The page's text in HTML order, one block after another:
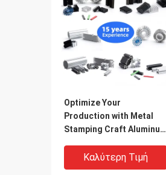
Optimize Your
Production with Metal
Stamping Craft Aluminum
Καλύτερη Τιμή